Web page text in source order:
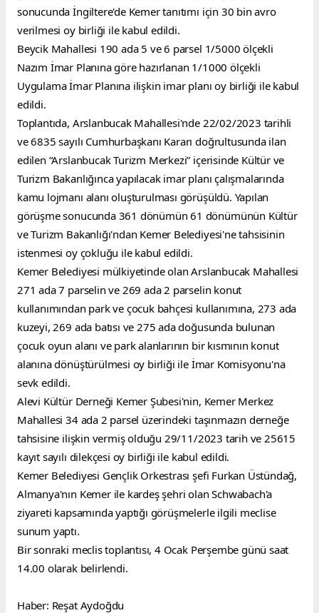
sonucunda İngiltere'de Kemer tanıtımı için 30 bin avro
verilmesi oy birliği ile kabul edildi.
Beycik Mahallesi 190 ada 5 ve 6 parsel 1/5000 ölçekli
Nazım İmar Planına göre hazırlanan 1/1000 ölçekli
Uygulama İmar Planına ilişkin imar planı oy birliği ile kabul
edildi.
Toplantıda, Arslanbucak Mahallesi'nde 22/02/2023 tarihli
ve 6835 sayılı Cumhurbaşkanı Kararı doğrultusunda ilan
edilen “Arslanbucak Turizm Merkezi” içerisinde Kültür ve
Turizm Bakanlığınca yapılacak imar planı çalışmalarında
kamu lojmanı alanı oluşturulması görüşüldü. Yapılan
görüşme sonucunda 361 dönümün 61 dönümünün Kültür
ve Turizm Bakanlığı'ndan Kemer Belediyesi'ne tahsisinin
istenmesi oy çokluğu ile kabul edildi.
Kemer Belediyesi mülkiyetinde olan Arslanbucak Mahallesi
271 ada 7 parselin ve 269 ada 2 parselin konut
kullanımından park ve çocuk bahçesi kullanımına, 273 ada
kuzeyi, 269 ada batısı ve 275 ada doğusunda bulunan
çocuk oyun alanı ve park alanlarının bir kısmının konut
alanına dönüştürülmesi oy birliği ile İmar Komisyonu'na
sevk edildi.
Alevi Kültür Derneği Kemer Şubesi'nin, Kemer Merkez
Mahallesi 34 ada 2 parsel üzerindeki taşınmazın derneğe
tahsisine ilişkin vermiş olduğu 29/11/2023 tarih ve 25615
kayıt sayılı dilekçesi oy birliği ile kabul edildi.
Kemer Belediyesi Gençlik Orkestrası şefi Furkan Üstündağ,
Almanya'nın Kemer ile kardeş şehri olan Schwabach'a
ziyareti kapsamında yaptığı görüşmelerle ilgili meclise
sunum yaptı.
Bir sonraki meclis toplantısı, 4 Ocak Perşembe günü saat
14.00 olarak belirlendi.
Haber: Reşat Aydoğdu